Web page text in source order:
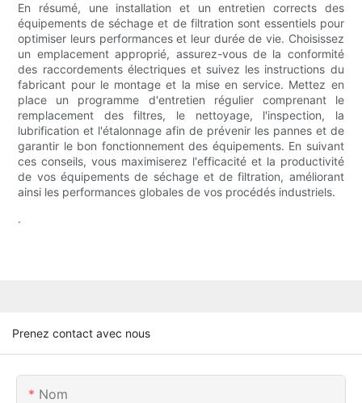
En résumé, une installation et un entretien corrects des
équipements de séchage et de filtration sont essentiels pour
optimiser leurs performances et leur durée de vie. Choisissez
un emplacement approprié, assurez-vous de la conformité
des raccordements électriques et suivez les instructions du
fabricant pour le montage et la mise en service. Mettez en
place un programme d'entretien régulier comprenant le
remplacement des filtres, le nettoyage, l'inspection, la
lubrification et l'étalonnage afin de prévenir les pannes et de
garantir le bon fonctionnement des équipements. En suivant
ces conseils, vous maximiserez l'efficacité et la productivité
de vos équipements de séchage et de filtration, améliorant
ainsi les performances globales de vos procédés industriels.
.
Prenez contact avec nous
Nom